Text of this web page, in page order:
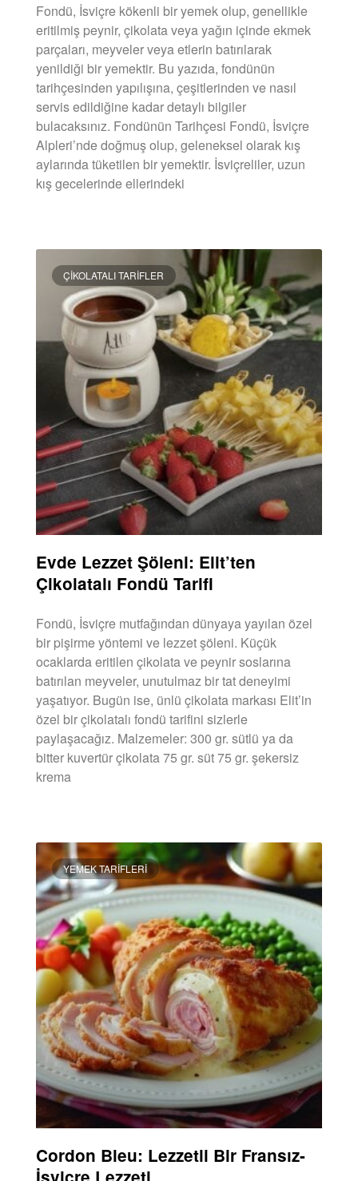
Fondü, İsviçre kökenli bir yemek olup, genellikle
eritilmiş peynir, çikolata veya yağın içinde ekmek
parçaları, meyveler veya etlerin batırılarak
yenildiği bir yemektir. Bu yazıda, fondünün
tarihçesinden yapılışına, çeşitlerinden ve nasıl
servis edildiğine kadar detaylı bilgiler
bulacaksınız. Fondünün Tarihçesi Fondü, İsviçre
Alpleri’nde doğmuş olup, geleneksel olarak kış
aylarında tüketilen bir yemektir. İsviçreliler, uzun
kış gecelerinde ellerindeki
ÇIKOLATALI TARIFLER
Evde Lezzet Şöleni: Elit’ten
Çikolatalı Fondü Tarifi
Fondü, İsviçre mutfağından dünyaya yayılan özel
bir pişirme yöntemi ve lezzet şöleni. Küçük
ocaklarda eritilen çikolata ve peynir soslarına
batırılan meyveler, unutulmaz bir tat deneyimi
yaşatıyor. Bugün ise, ünlü çikolata markası Elit’in
özel bir çikolatalı fondü tarifini sizlerle
paylaşacağız. Malzemeler: 300 gr. sütlü ya da
bitter kuvertür çikolata 75 gr. süt 75 gr. şekersiz
krema
YEMEK TARIFLERI
Cordon Bleu: Lezzetli Bir Fransız-
İsviçre Lezzeti